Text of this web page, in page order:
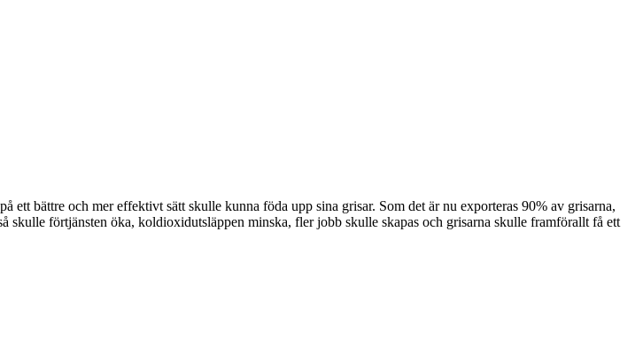
bättre och mer effektivt sätt skulle kunna föda upp sina grisar. Som det är nu exporteras 90% av grisarna,
förtjänsten öka, koldioxidutsläppen minska, fler jobb skulle skapas och grisarna skulle framförallt få ett